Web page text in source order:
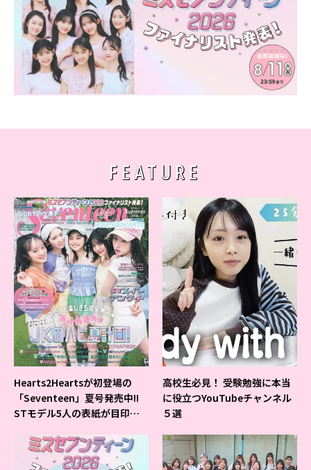
FEATURE
Hearts2Heartsが初登場の
「Seventeen」夏号発売中!!
STモデル5人の表紙が目印だ
高校生必見！ 受験勉強に本当
に役立つYouTubeチャンネル
５選